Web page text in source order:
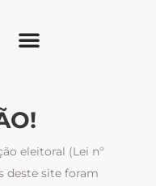
eleitoral (Lei nº
deste site foram